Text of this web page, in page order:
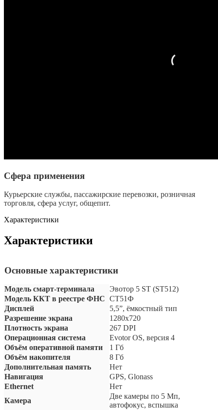
Сфера применения
Курьерские службы, пассажирские перевозки, розничная
торговля, сфера услуг, общепит.
Характеристики
Характеристики
Основные характеристики
Модель смарт-терминала
Эвотор 5 ST (ST512)
Модель ККТ в реестре ФНС СТ51Ф
Дисплей
5,5”, ёмкостный тип
Разрешение экрана
1280х720
Плотность экрана
267 DPI
Операционная система
Evotor OS, версия 4
Объём оперативной памяти
1 Гб
Объём накопителя
8 Гб
Дополнительная память
Нет
Навигация
GPS, Glonass
Ethernet
Нет
Камера
Две камеры по 5 Mп,
автофокус, вспышка